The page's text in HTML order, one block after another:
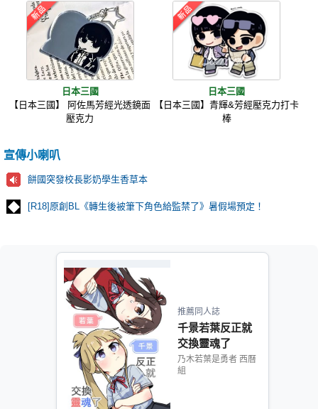
日本三國
【日本三國】 阿佐馬芳經光透鏡面
壓克力
日本三國
【日本三國】青輝&芳經壓克力打卡
棒
宣傳小喇叭
餅國突發校長影奶學生香草本
[R18]原創BL《轉生後被筆下角色給監禁了》暑假場預定！
推薦同人誌
千景若葉反正就
交換靈魂了
乃木若葉是勇者 西曆
組